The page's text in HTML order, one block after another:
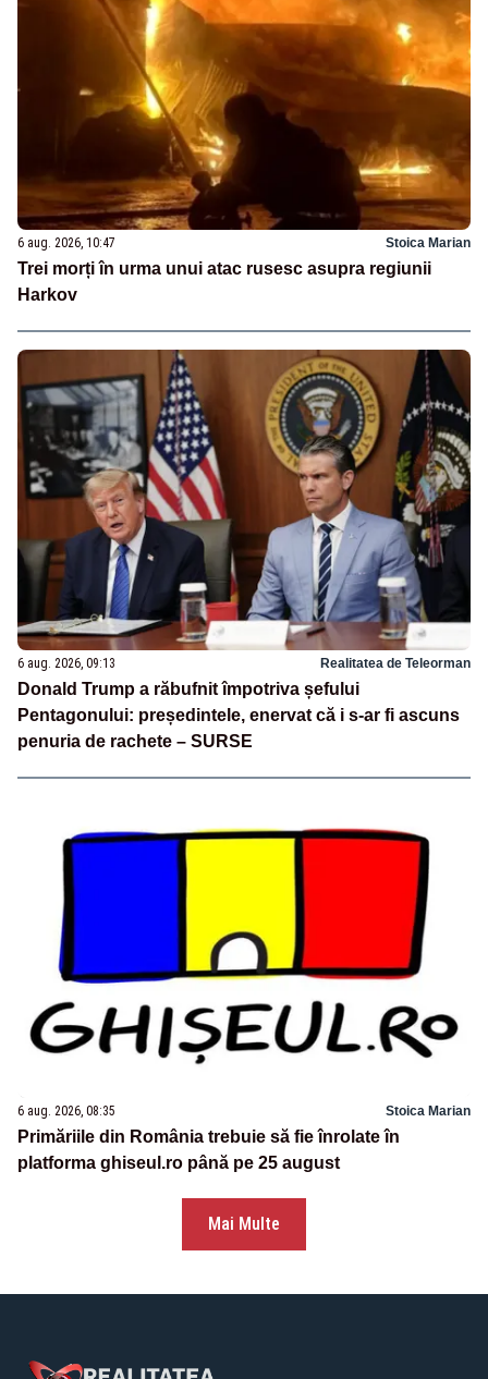
6 aug. 2026, 10:47 Stoica Marian
Trei morți în urma unui atac rusesc asupra regiunii
Harkov
6 aug. 2026, 09:13 Realitatea de Teleorman
Donald Trump a răbufnit împotriva șefului
Pentagonului: președintele, enervat că i s-ar fi ascuns
penuria de rachete – SURSE
6 aug. 2026, 08:35 Stoica Marian
Primăriile din România trebuie să fie înrolate în
platforma ghiseul.ro până pe 25 august
Mai Multe